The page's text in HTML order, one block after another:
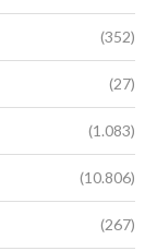
(352)
(27)
(1.083)
(10.806)
(267)